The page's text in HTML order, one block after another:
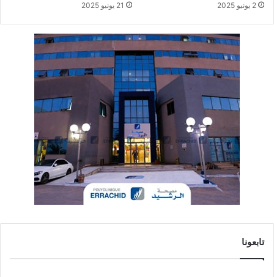
2 يونيو 2025 21 يونيو 2025
تابعونا